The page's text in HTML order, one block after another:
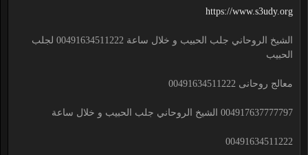
https://www.s3udy.org
الشيخ الروحاني جلب الحبيب و خلال ساعة 00491634511222 لجلب
الحبيب
معالج روحانى 00491634511222
004917637777797 الشيخ الروحاني جلب الحبيب و خلال ساعة
00491634511222